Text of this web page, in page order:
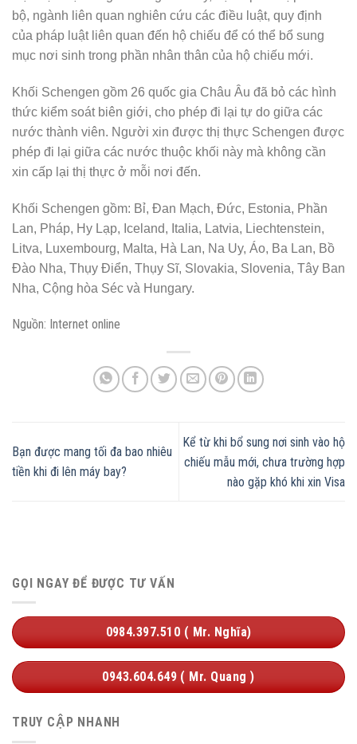
bộ, ngành liên quan nghiên cứu các điều luật, quy định
của pháp luật liên quan đến hộ chiếu để có thể bổ sung
mục nơi sinh trong phần nhân thân của hộ chiếu mới.
Khối Schengen gồm 26 quốc gia Châu Âu đã bỏ các hình
thức kiểm soát biên giới, cho phép đi lại tự do giữa các
nước thành viên. Người xin được thị thực Schengen được
phép đi lại giữa các nước thuộc khối này mà không cần
xin cấp lại thị thực ở mỗi nơi đến.
Khối Schengen gồm: Bỉ, Đan Mạch, Đức, Estonia, Phần
Lan, Pháp, Hy Lạp, Iceland, Italia, Latvia, Liechtenstein,
Litva, Luxembourg, Malta, Hà Lan, Na Uy, Áo, Ba Lan, Bồ
Đào Nha, Thụy Điển, Thụy Sĩ, Slovakia, Slovenia, Tây Ban
Nha, Cộng hòa Séc và Hungary.
Nguồn: Internet online
Bạn được mang tối đa bao nhiêu
tiền khi đi lên máy bay?
Kể từ khi bổ sung nơi sinh vào hộ
chiếu mẫu mới, chưa trường hợp
nào gặp khó khi xin Visa
GỌI NGAY ĐỂ ĐƯỢC TƯ VẤN
0984.397.510 ( Mr. Nghĩa)
0943.604.649 ( Mr. Quang )
TRUY CẬP NHANH